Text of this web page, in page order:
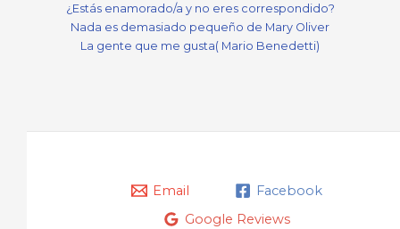
¿Estás enamorado/a y no eres correspondido?
Nada es demasiado pequeño de Mary Oliver
La gente que me gusta( Mario Benedetti)
Email
Facebook
Google Reviews